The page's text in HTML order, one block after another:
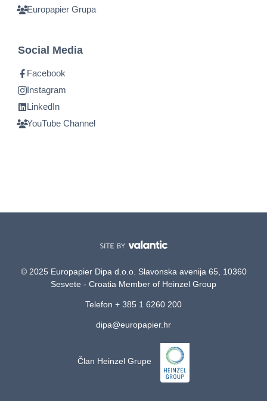
Europapier Grupa
Social Media
Facebook
Instagram
LinkedIn
YouTube Channel
© 2025 Europapier Dipa d.o.o. Slavonska avenija 65, 10360
Sesvete - Croatia Member of Heinzel Group
Telefon + 385 1 6260 200
dipa@europapier.hr
Član Heinzel Grupe